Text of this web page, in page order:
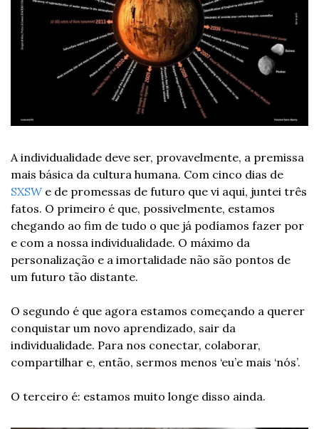
A individualidade deve ser, provavelmente, a premissa
SXSW e de promessas de futuro que vi aqui, juntei três
fatos. O primeiro é que, possivelmente, estamos
chegando ao fim de tudo o que já podíamos fazer por
e com a nossa individualidade. O máximo da
personalização e a imortalidade não são pontos de
um futuro tão distante.
O segundo é que agora estamos começando a querer
conquistar um novo aprendizado, sair da
individualidade. Para nos conectar, colaborar,
compartilhar e, então, sermos menos ‘eu’e mais ‘nós’.
O terceiro é: estamos muito longe disso ainda.